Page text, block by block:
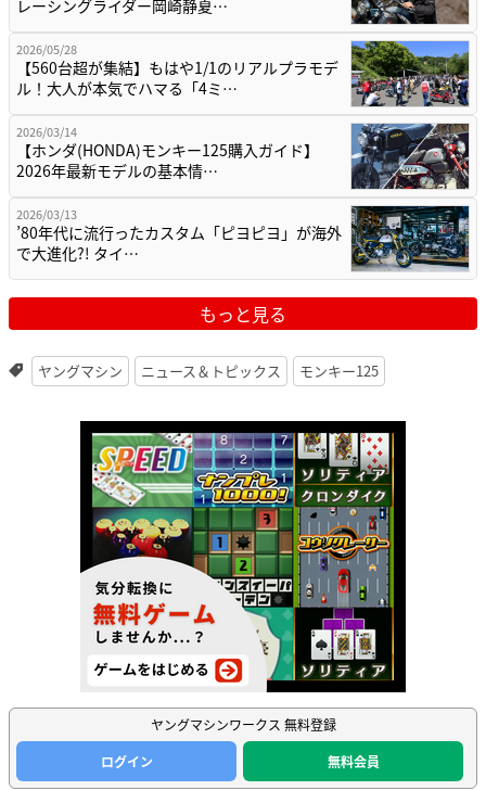
レーシングライダー岡崎静夏…
2026/05/28
【560台超が集結】もはや1/1のリアルプラモデ
ル！大人が本気でハマる「4ミ…
2026/03/14
【ホンダ(HONDA)モンキー125購入ガイド】
2026年最新モデルの基本情…
2026/03/13
’80年代に流行ったカスタム「ピヨピヨ」が海外
で大進化?! タイ…
もっと見る
ヤングマシン ニュース＆トピックス モンキー125
ヤングマシンワークス 無料登録
ログイン
無料会員